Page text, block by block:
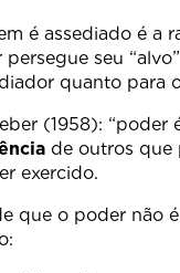
é assediado é
seu
quanto para
(1958):
de outros que
exercido.
que o poder